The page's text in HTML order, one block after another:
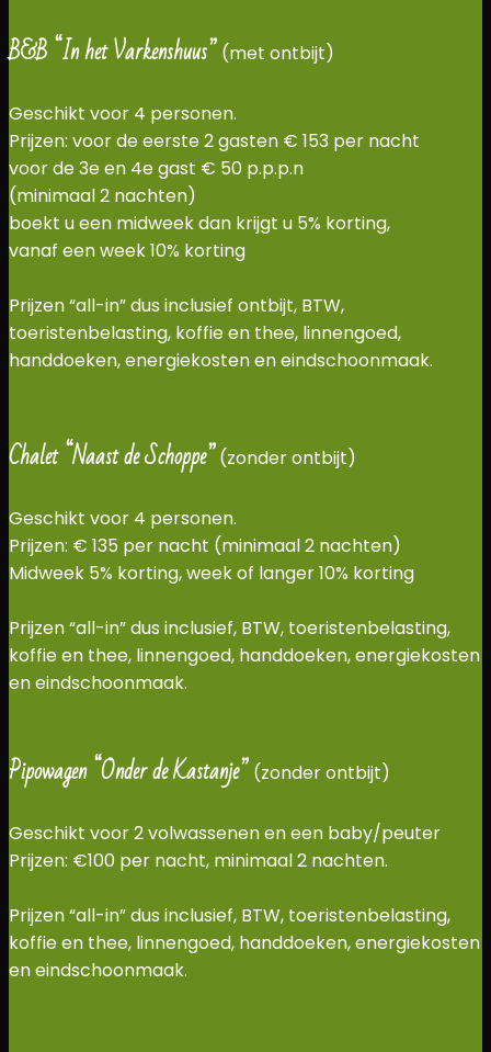
B&B “In het Varkenshuus” (met ontbijt)
Geschikt voor 4 personen.
Prijzen: voor de eerste 2 gasten € 153 per nacht
voor de 3e en 4e gast € 50 p.p.p.n
(minimaal 2 nachten)
boekt u een midweek dan krijgt u 5% korting,
vanaf een week 10% korting
Prijzen “all-in” dus inclusief ontbijt, BTW,
toeristenbelasting, koffie en thee, linnengoed,
handdoeken, energiekosten en eindschoonmaak.
Chalet “Naast de Schoppe” (zonder ontbijt)
Geschikt voor 4 personen.
Prijzen: € 135 per nacht (minimaal 2 nachten)
Midweek 5% korting, week of langer 10% korting
Prijzen “all-in” dus inclusief, BTW, toeristenbelasting,
koffie en thee, linnengoed, handdoeken, energiekosten
en eindschoonmaak.
Pipowagen “Onder de Kastanje” (zonder ontbijt)
Geschikt voor 2 volwassenen en een baby/peuter
Prijzen: €100 per nacht, minimaal 2 nachten.
Prijzen “all-in” dus inclusief, BTW, toeristenbelasting,
koffie en thee, linnengoed, handdoeken, energiekosten
en eindschoonmaak.